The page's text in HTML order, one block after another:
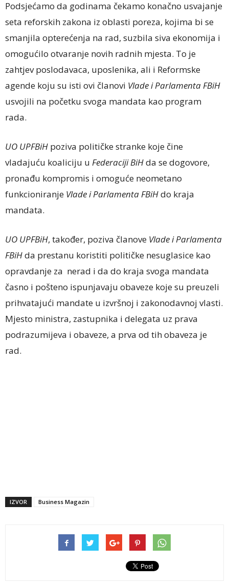
Podsjećamo da godinama čekamo konačno usvajanje
seta reforskih zakona iz oblasti poreza, kojima bi se
smanjila opterećenja na rad, suzbila siva ekonomija i
omogućilo otvaranje novih radnih mjesta. To je
zahtjev poslodavaca, uposlenika, ali i Reformske
agende koju su isti ovi članovi Vlade i Parlamenta FBiH
usvojili na početku svoga mandata kao program
rada.
UO UPFBiH poziva političke stranke koje čine
vladajuću koaliciju u Federaciji BiHda se dogovore,
pronađu kompromis i omoguće neometano
funkcioniranje Vlade i Parlamenta FBiHdo kraja
mandata.
UO UPFBiH, također, poziva članove Vlade i Parlamenta
FBiHda prestanu koristiti političke nesuglasice kao
opravdanje za nerad i da do kraja svoga mandata
časno i pošteno ispunjavaju obaveze koje su preuzeli
prihvatajući mandate u izvršnoj i zakonodavnoj vlasti.
Mjesto ministra, zastupnika i delegata uz prava
podrazumijeva i obaveze, a prva od tih obaveza je
rad.
IZVOR Business Magazin